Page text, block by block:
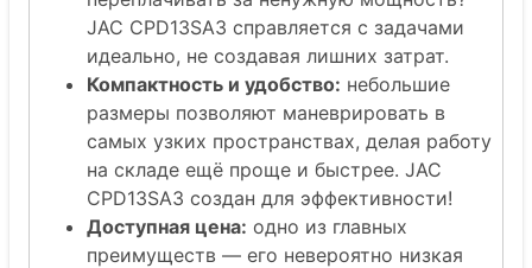
JAC CPD13SA3 справляется с задачами
идеально, не создавая лишних затрат.
Компактность и удобство: небольшие
размеры позволяют маневрировать в
самых узких пространствах, делая работу
на складе ещё проще и быстрее. JAC
CPD13SA3 создан для эффективности!
Доступная цена: одно из главных
преимуществ — его невероятно низкая